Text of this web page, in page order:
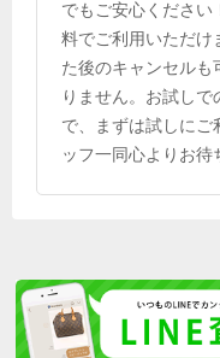
でもご安心ください
料でご利用いただけ
た後のキャンセルも
りません。お試し
で、まずは試しにご
ッフ一同心よりお待